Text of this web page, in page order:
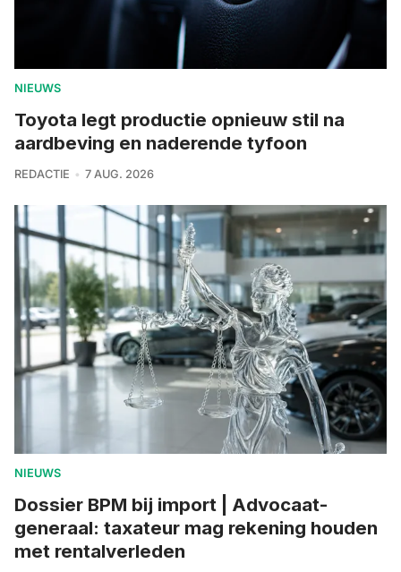
NIEUWS
Toyota legt productie opnieuw stil na
aardbeving en naderende tyfoon
REDACTIE 7 AUG. 2026
NIEUWS
Dossier BPM bij import | Advocaat-
generaal: taxateur mag rekening houden
met rentalverleden